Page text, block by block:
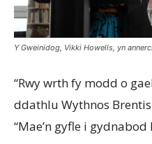
Y Gweinidog, Vikki Howells, yn
“Rwy wrth fy modd o
ddathlu Wythnos
“Mae’n gyfle i